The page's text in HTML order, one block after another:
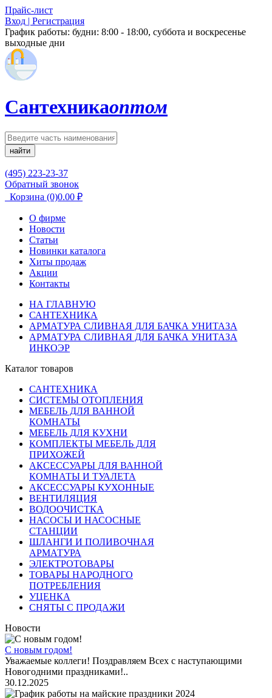
Прайс-лист
Вход | Регистрация
График работы: будни: 8:00 - 18:00, суббота и воскресенье
выходные дни
Сантехникаоптом
найти
(495) 223-23-37
Обратный звонок
Корзина (0)0.00 ₽
О фирме
Новости
Статьи
Новинки каталога
Хиты продаж
Акции
Контакты
НА ГЛАВНУЮ
САНТЕХНИКА
АРМАТУРА СЛИВНАЯ ДЛЯ БАЧКА УНИТАЗА
АРМАТУРА СЛИВНАЯ ДЛЯ БАЧКА УНИТАЗА
ИНКОЭР
Каталог товаров
САНТЕХНИКА
СИСТЕМЫ ОТОПЛЕНИЯ
МЕБЕЛЬ ДЛЯ ВАННОЙ
КОМНАТЫ
МЕБЕЛЬ ДЛЯ КУХНИ
КОМПЛЕКТЫ МЕБЕЛЬ ДЛЯ
ПРИХОЖЕЙ
АКСЕССУАРЫ ДЛЯ ВАННОЙ
КОМНАТЫ И ТУАЛЕТА
АКСЕССУАРЫ КУХОННЫЕ
ВЕНТИЛЯЦИЯ
ВОДООЧИСТКА
НАСОСЫ И НАСОСНЫЕ
СТАНЦИИ
ШЛАНГИ И ПОЛИВОЧНАЯ
АРМАТУРА
ЭЛЕКТРОТОВАРЫ
ТОВАРЫ НАРОДНОГО
ПОТРЕБЛЕНИЯ
УЦЕНКА
СНЯТЫ С ПРОДАЖИ
Новости
С новым годом!
Уважаемые коллеги! Поздравляем Всех с наступающими
Новогодними праздниками!..
30.12.2025